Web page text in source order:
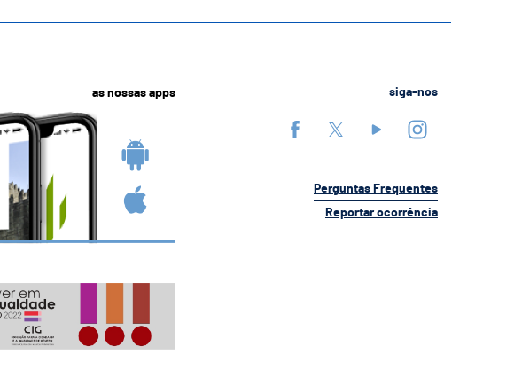
as nossas apps siga-nos
Perguntas Frequentes
Reportar ocorrência